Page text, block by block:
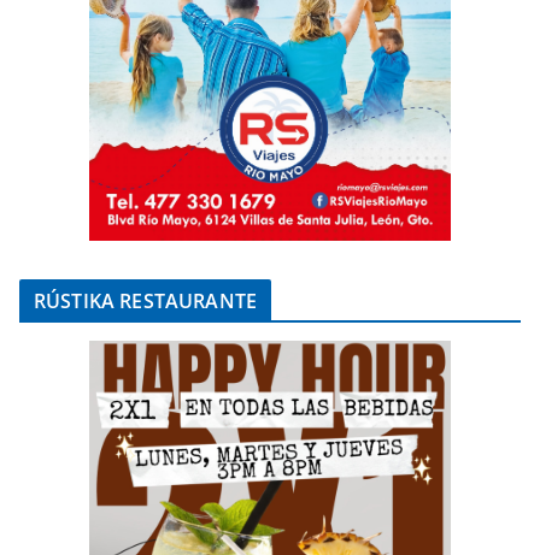
RÚSTIKA RESTAURANTE